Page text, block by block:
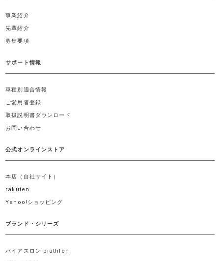
事業紹介
先輩紹介
募集要項
サポート情報
車種別適合情報
ご愛用者登録
取扱説明書ダウンロード
お問い合わせ
公式オンラインストア
本店（自社サイト）
rakuten
Yahoo!ショッピング
ブランド・シリーズ
バイアスロン biathlon